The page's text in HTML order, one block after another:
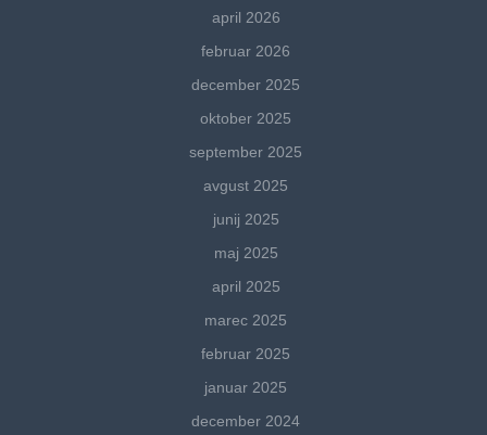
april 2026
februar 2026
december 2025
oktober 2025
september 2025
avgust 2025
junij 2025
maj 2025
april 2025
marec 2025
februar 2025
januar 2025
december 2024